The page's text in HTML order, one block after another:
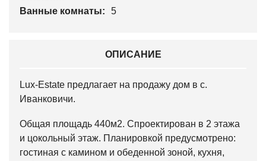
Ванные комнаты:
5
ОПИСАНИЕ
Lux-Estate предлагает на продажу дом в с.
Иванковичи.
Общая площадь 440м2. Спроектирован в 2 этажа
и цокольный этаж. Планировкой предусмотрено:
гостиная с камином и обеденной зоной, кухня,